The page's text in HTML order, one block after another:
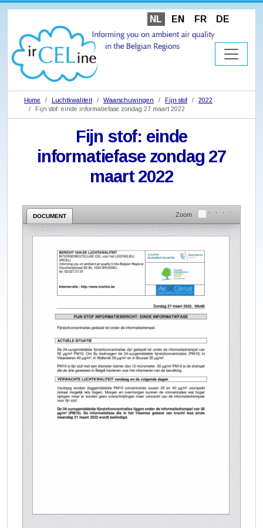
NL EN FR DE
Home Luchtkwaliteit Waarschuwingen Fijn stof
2022
Fijn stof: einde informatiefase zondag 27 maart 2022
Fijn stof: einde
informatiefase zondag 27
maart 2022
DOCUMENT Zoom